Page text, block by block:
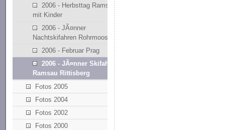
2006 - Herbsttag Ramsau
mit Kinder
2006 - JÃ¤nner
Nachtskifahren Rohrmoos
2006 - Februar Prag
2006 - JÃ¤nner Skifahren
Ramsau Rittisberg
Fotos 2005
Fotos 2004
Fotos 2002
Fotos 2000